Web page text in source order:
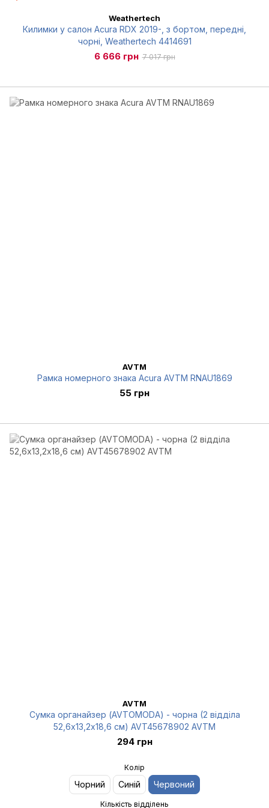
Weathertech
Килимки у салон Acura RDX 2019-, з бортом, передні,
чорні, Weathertech 4414691
6 666 грн 7 017 грн
AVTM
Рамка номерного знака Acura AVTM RNAU1869
55 грн
AVTM
Сумка органайзер (AVTOMODA) - чорна (2 відділа
52,6х13,2х18,6 см) AVT45678902 AVTM
294 грн
Колір
Чорний Синій Червоний
Кількість відділень